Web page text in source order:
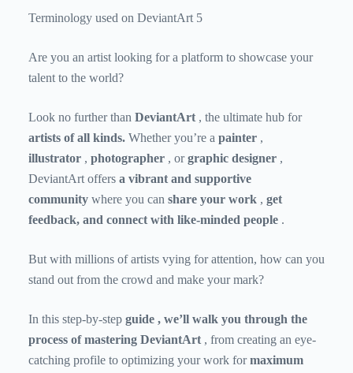
Terminology used on DeviantArt 5
Are you an artist looking for a platform to showcase your
talent to the world?
Look no further than DeviantArt , the ultimate hub for
artists of all kinds. Whether you’re a painter ,
illustrator , photographer , orgraphic designer ,
DeviantArt offers a vibrant and supportive
community where you can share your work , get
feedback, and connect with like-minded people .
But with millions of artists vying for attention, how can you
stand out from the crowd and make your mark?
In this step-by-step guide , we’ll walk you through the
process ofmastering DeviantArt , from creating an eye-
catching profile to optimizing your work formaximum